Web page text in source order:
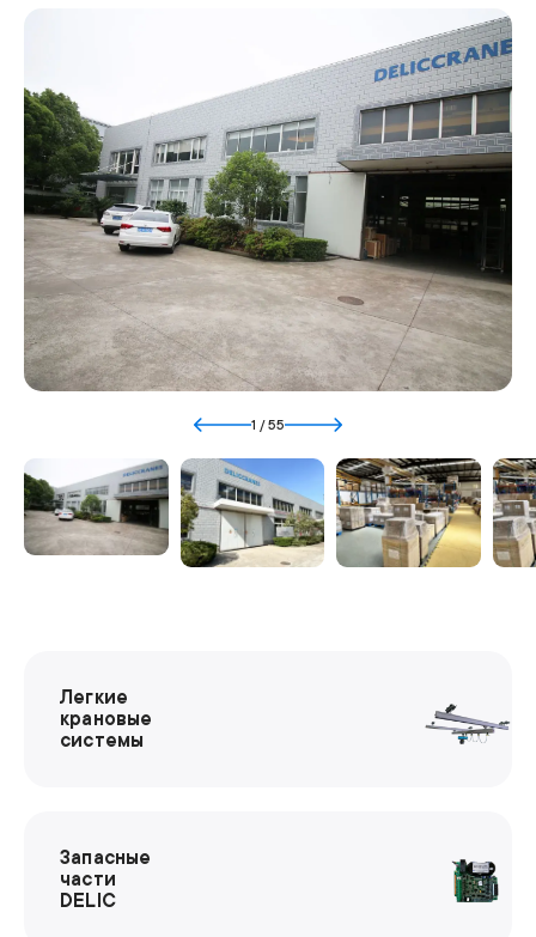
Расширение линейки продукции. Модернизация
производства под новые возможности.
2022
Заключение дистрибьюторского договора с HOIST.
Выход на рынок России. Первая поставленная таль
на российский рынок.
1 /55
Легкие
крановые
системы
Запасные
части
DELIC